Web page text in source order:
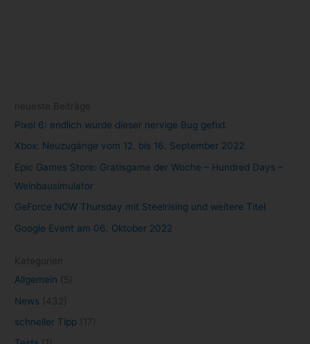
Pixel 6: endlich wurde dieser nervige Bug gefixt
Xbox: Neuzugänge vom 12. bis 16. September 2022
Epic Games Store: Gratisgame der Woche – Hundred Days –
Weinbausimulator
GeForce NOW Thursday mit Steelrising und weitere Titel
Google Event am 06. Oktober 2022
Allgemein
News
schneller Tipp